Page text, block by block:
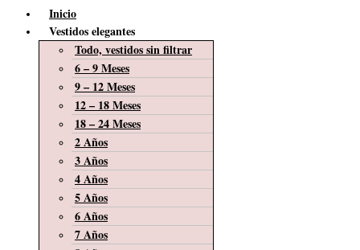
Inicio
Vestidos elegantes
Todo, vestidos sin filtrar
6 – 9 Meses
9 – 12 Meses
12 – 18 Meses
18 – 24 Meses
2 Años
3 Años
4 Años
5 Años
6 Años
7 Años